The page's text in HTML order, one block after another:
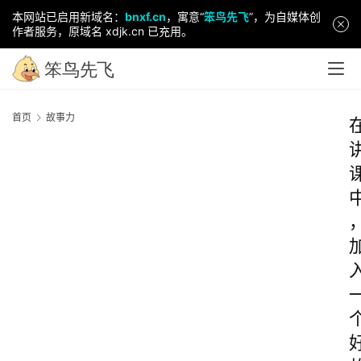
本网站已启用新域名： bnxf.cn，寓意“笨鸟先飞”，为自媒体创
作者服务，原域名 xdjk.cn 已充用。
首页 故事力